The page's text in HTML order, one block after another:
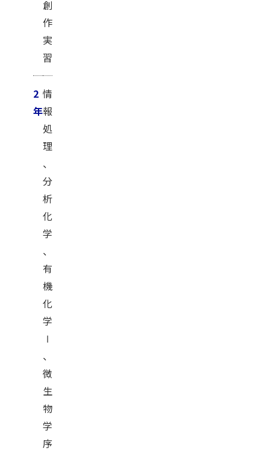
創
作
実
習
2
年
情
報
処
理
、
分
析
化
学
、
有
機
化
学
Ⅰ
、
微
生
物
学
序